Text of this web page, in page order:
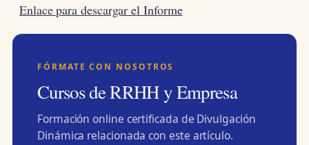
Enlace para descargar el Informe
FÓRMATE CON NOSOTROS
Cursos de RRHH y Empresa
Formación online certificada de Divulgación
Dinámica relacionada con este artículo.